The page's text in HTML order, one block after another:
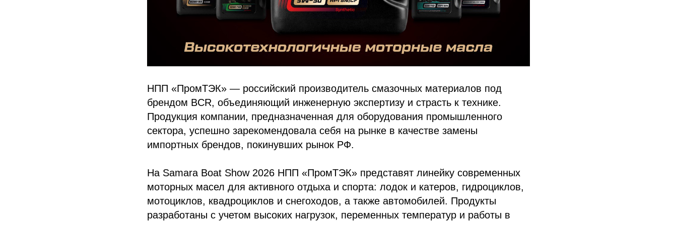
НПП «ПромТЭК» — российский производитель смазочных материалов под
брендом BCR, объединяющий инженерную экспертизу и страсть к технике.
Продукция компании, предназначенная для оборудования промышленного
сектора, успешно зарекомендовала себя на рынке в качестве замены
импортных брендов, покинувших рынок РФ.
На Samara Boat Show 2026 НПП «ПромТЭК» представят линейку современных
моторных масел для активного отдыха и спорта: лодок и катеров, гидроциклов,
мотоциклов, квадроциклов и снегоходов, а также автомобилей. Продукты
разработаны с учетом высоких нагрузок, переменных температур и работы в